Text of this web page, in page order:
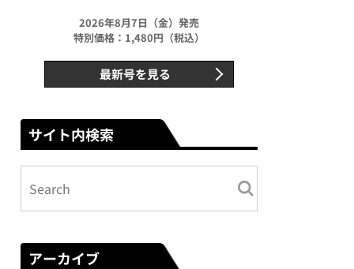
2026年8月7日（金）発売
特別価格：1,480円（税込）
最新号を見る
サイト内検索
アーカイブ